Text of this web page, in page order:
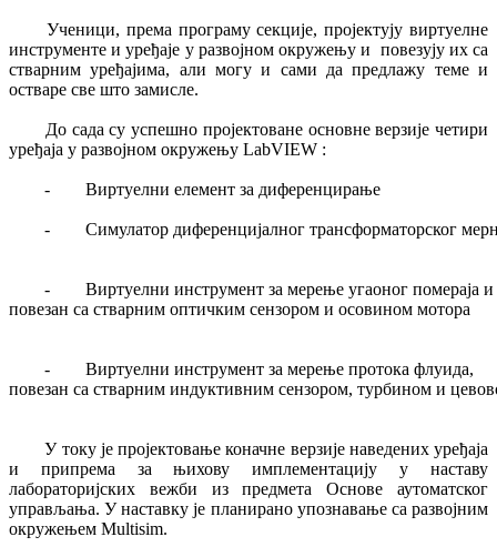
Ученици, према програму секције, пројектују виртуелне
инструменте и уређаје у развојном окружењу и повезују их са
стварним уређајима, али могу и сами да предлажу теме и
остваре све што замисле.
До сада су успешно пројектоване основне верзије четири
уређаја у развојном окружењу LabVIEW :
- Виртуелни елемент за диференцирање
-        Симулатор диференцијалног трансформаторског
-        Виртуелни инструмент за мерење угаоног помераја
повезан са стварним оптичким сензором и осовином мотора
-        Виртуелни инструмент за мерење протока флуида,
повезан са стварним индуктивним сензором, турбином и
У току је пројектовање коначне верзије наведених уређаја
и припрема за њихову имплементацију у наставу
лабораторијских вежби из предмета Основе аутоматског
управљања. У наставку је планирано упознавање са развојним
окружењем Multisim.